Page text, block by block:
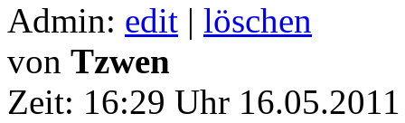
Admin: edit | löschen
von Tzwen
Zeit: 16:29 Uhr